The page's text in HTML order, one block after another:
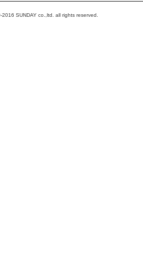
SUNDAY co.,ltd. all rights reserved.